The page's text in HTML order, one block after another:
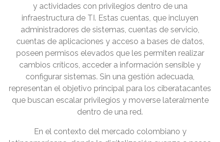
y actividades con privilegios dentro de una
infraestructura de TI. Estas cuentas, que incluyen
administradores de sistemas, cuentas de servicio,
cuentas de aplicaciones y acceso a bases de datos,
poseen permisos elevados que les permiten realizar
cambios críticos, acceder a información sensible y
configurar sistemas. Sin una gestión adecuada,
representan el objetivo principal para los ciberatacantes
que buscan escalar privilegios y moverse lateralmente
dentro de una red.
En el contexto del mercado colombiano y